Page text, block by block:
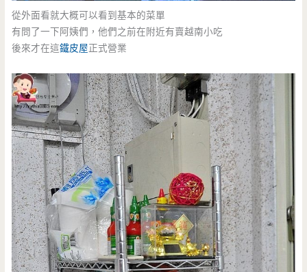
從外面看就大概可以看到基本的菜單
有問了一下阿姨們，他們之前在附近有賣越南小吃
後來才在這鐵皮屋正式營業